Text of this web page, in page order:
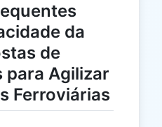
da
de
para Agilizar
Ferroviárias